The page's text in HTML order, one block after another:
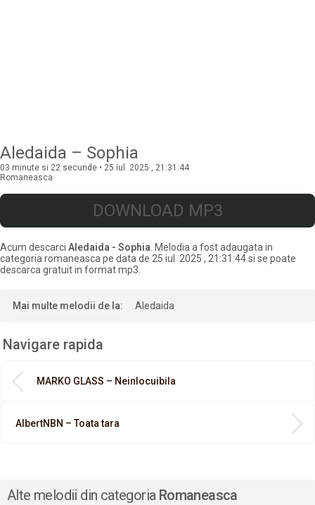
Aledaida – Sophia
03 minute si 22 secunde • 25 iul. 2025 , 21:31:44
Romaneasca
DOWNLOAD MP3
Acum descarci Aledaida - Sophia . Melodia a fost adaugata in
categoria romaneasca pe data de 25 iul. 2025 , 21:31:44 si se poate
descarca gratuit in format mp3.
Mai multe melodii de la: Aledaida
Navigare rapida
MARKO GLASS – Neinlocuibila
AlbertNBN – Toata tara
Alte melodii din categoria Romaneasca